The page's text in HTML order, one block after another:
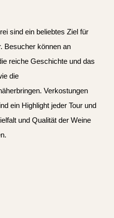
sind ein beliebtes Ziel für
Besucher können an
reiche Geschichte und das
die
Verkostungen
ein Highlight jeder Tour und
und Qualität der Weine